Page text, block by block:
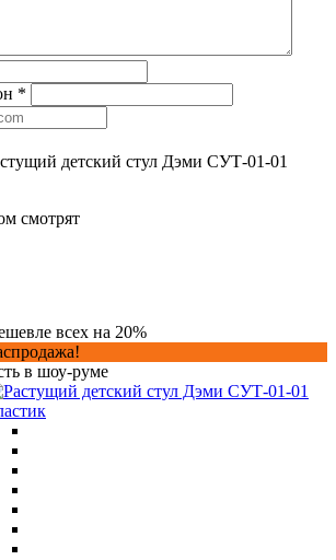
*
детский стул Дэми СУТ-01-01
смотрят
всех на 20%
в шоу-руме